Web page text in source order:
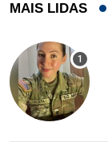
MAIS LIDAS